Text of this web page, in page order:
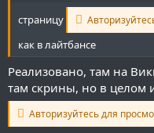
страницу
как в лайтбансе
Реализовано, там на
там скрины, но в целом
Авторизуйтесь для